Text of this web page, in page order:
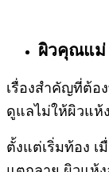
ผิวคุณแม่
เรื่องสำคัญที่ต้อ
ดูแลไม่ให้ผิวแห้
ตั้งแต่เริ่มท้อง